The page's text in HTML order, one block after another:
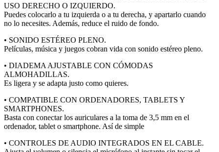
USO DERECHO O IZQUIERDO.
Puedes colocarlo a tu izquierda o a tu derecha, y apartarlo cuando
no lo necesites. Además, reduce el ruido de fondo.
• SONIDO ESTÉREO PLENO.
Películas, música y juegos cobran vida con sonido estéreo pleno.
• DIADEMA AJUSTABLE CON CÓMODAS
ALMOHADILLAS.
Es ligera y se adapta justo como quieres.
• COMPATIBLE CON ORDENADORES, TABLETS Y
SMARTPHONES.
Basta con conectar los auriculares a la toma de 3,5 mm en el
ordenador, tablet o smartphone. Así de simple
• CONTROLES DE AUDIO INTEGRADOS EN EL CABLE.